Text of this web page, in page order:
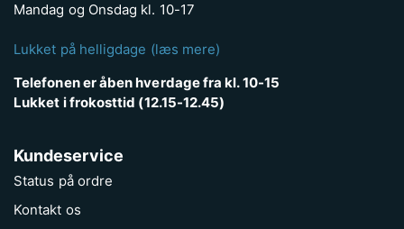
Mandag og Onsdag kl. 10-17
Lukket på helligdage (læs mere)
Telefonen er åben hverdage fra kl. 10-15
Lukket i frokosttid (12.15-12.45)
Kundeservice
Status på ordre
Kontakt os